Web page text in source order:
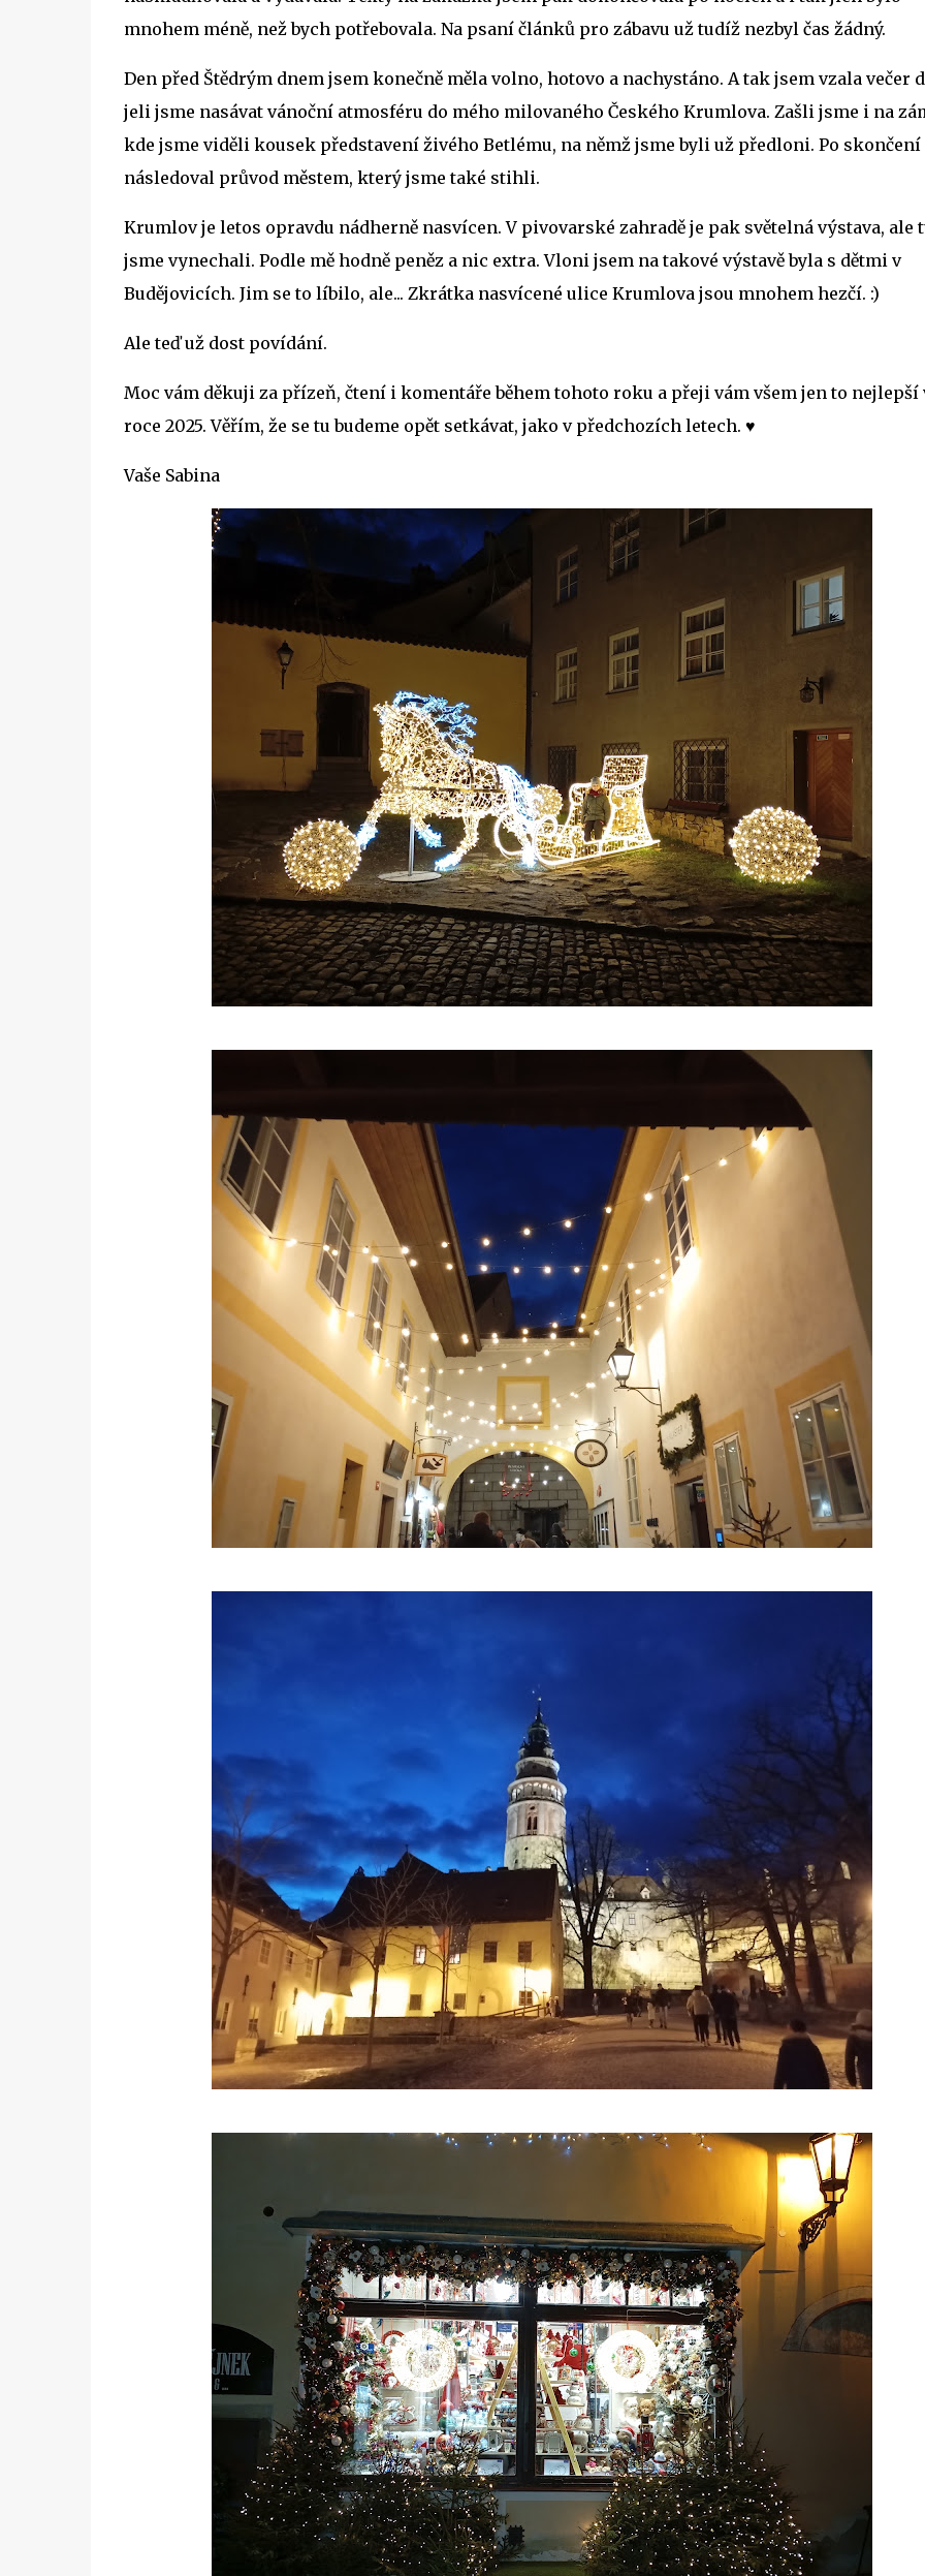
mnohem méně, než bych potřebovala. Na psaní článků pro zábavu už tudíž nezbyl čas žádný.
Den před Štědrým dnem jsem konečně měla volno, hotovo a nachystáno. A tak jsem vzala večer
jeli jsme nasávat vánoční atmosféru do mého milovaného Českého Krumlova. Zašli jsme i na
kde jsme viděli kousek představení živého Betlému, na němž jsme byli už předloni. Po skončení
následoval průvod městem, který jsme také stihli.
Krumlov je letos opravdu nádherně nasvícen. V pivovarské zahradě je pak světelná výstava, ale
jsme vynechali. Podle mě hodně peněz a nic extra. Vloni jsem na takové výstavě byla s dětmi v
Budějovicích. Jim se to líbilo, ale... Zkrátka nasvícené ulice Krumlova jsou mnohem hezčí. :)
Ale teď už dost povídání.
Moc vám děkuji za přízeň, čtení i komentáře během tohoto roku a přeji vám všem jen to nejlepší
roce 2025. Věřím, že se tu budeme opět setkávat, jako v předchozích letech. ♥️
Vaše Sabina